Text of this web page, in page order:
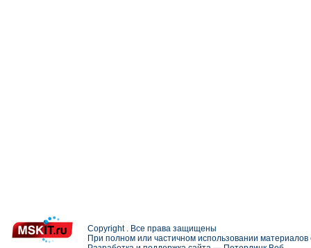
Copyright . Все права защищены
При полном или частичном использовании